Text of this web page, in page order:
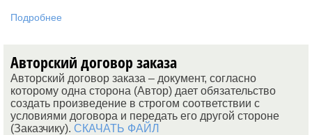
Подробнее
Авторский договор заказа
Авторский договор заказа – документ, согласно
которому одна сторона (Автор) дает обязательство
создать произведение в строгом соответствии с
условиями договора и передать его другой стороне
(Заказчику). СКАЧАТЬ ФАЙЛ